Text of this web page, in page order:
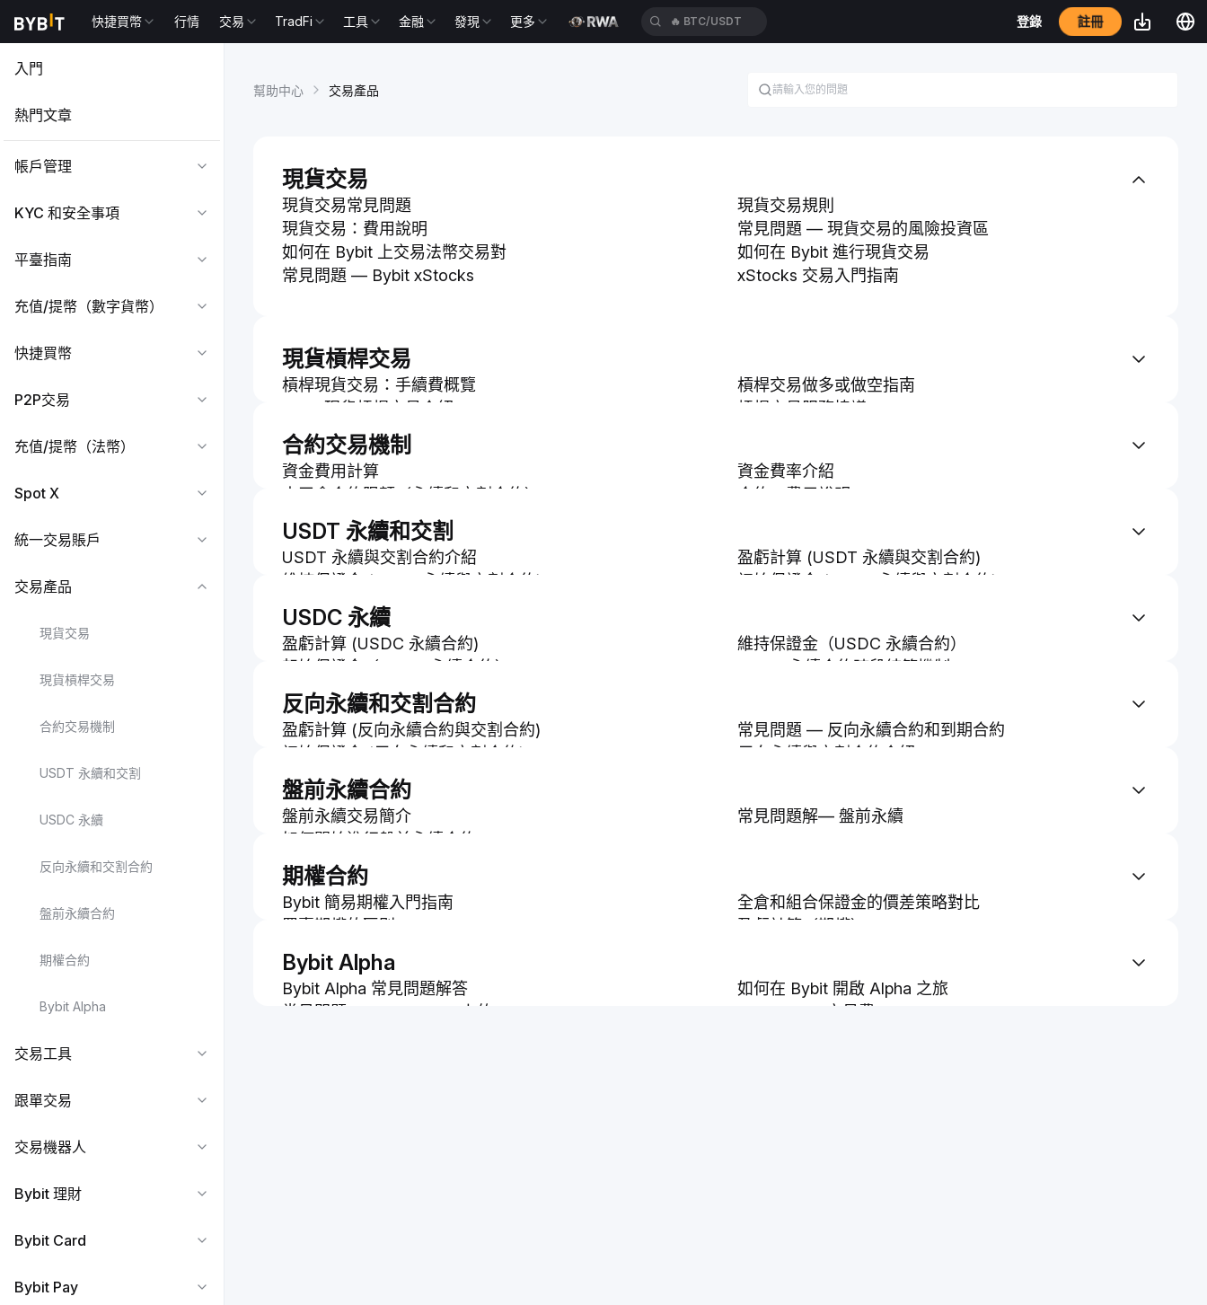
快捷買幣 行情 交易 TradFi 工具 金融 發現 更多 🔥 BTC/USDT 登錄 註冊
入門
熱門文章
帳戶管理
KYC 和安全事項
平臺指南
充值/提幣（數字貨幣）
快捷買幣
P2P交易
充值/提幣（法幣）
Spot X
統一交易賬戶
交易產品
現貨交易
現貨槓桿交易
合約交易機制
USDT 永續和交割
USDC 永續
反向永續和交割合約
盤前永續合約
期權合約
Bybit Alpha
交易工具
跟單交易
交易機器人
Bybit 理財
Bybit Card
Bybit Pay
幫助中心 交易產品
現貨交易
現貨交易常見問題
現貨交易規則
現貨交易：費用說明
常見問題 — 現貨交易的風險投資區
如何在 Bybit 上交易法幣交易對
如何在 Bybit 進行現貨交易
常見問題 — Bybit xStocks
xStocks 交易入門指南
現貨槓桿交易
槓桿現貨交易：手續費概覽
槓桿交易做多或做空指南
Bybit 現貨槓桿交易介紹
槓桿交易服務協議
如何在 Bybit 開啟現貨槓桿交易
如何在現貨槓桿交易中借入資金
合約交易機制
資金費用計算
資金費率介紹
未平倉合約限額（永續和交割合約）
合約：費用說明
指數價格計算
開倉均價 (永續與交割合約)
委託成本 (永續和交割合約)
自動減倉 （ADL） 機制
杠杆是否會影響未結盈虧？
在圖表上看不到強平價格，為什麼我的倉位還是被強平？
如何設置和修改止盈止損（永續和交割合約）
如何開始交割合約交易（永續合約與到期交割合約）
保險基金
保證金算法調整與影響解析
USDT 永續和交割
USDT 永續與交割合約介紹
盈虧計算 (USDT 永續與交割合約)
維持保證金 (USDT 永續與交割合約)
初始保證金 (USDT 永續與交割合約)
常見問題 — 永續交易創新板塊
常見問題 — USDT 永續與交割合約
USDC 永續
盈虧計算 (USDC 永續合約)
維持保證金（USDC 永續合約）
起始保證金（USDC 永續合約）
USDC 永續合約時段結算機制
USDC 永續合約簡介
反向永續和交割合約
盈虧計算 (反向永續合約與交割合約)
常見問題 — 反向永續合約和到期合約
初始保證金 (反向永續和交割合約)
反向永續與交割合約介紹
維持保證金（反向永續與交割合約）
盤前永續合約
盤前永續交易簡介
常見問題解— 盤前永續
如何開始進行盤前永續合約
期權合約
Bybit 簡易期權入門指南
全倉和組合保證金的價差策略對比
買賣期權的區別
盈虧計算（期權）
Bybit 期權介紹
投機者與做市商的區別
波動率傾斜簡介
Bybit Alpha
Bybit Alpha 常見問題解答
如何在 Bybit 開啟 Alpha 之旅
常見問題 — Bybit Alpha 上的 CLMM LP
Bybit Alpha 交易費